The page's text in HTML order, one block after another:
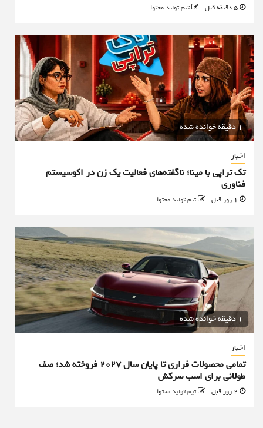
تیم تولید محتوا
1 دقیقه خوانده شده
اخبار
تک تراپی با مینا؛ ناگفته‌های فعالیت یک زن در اکوسیستم
فناوری
تیم تولید محتوا
1 دقیقه خوانده شده
اخبار
تمامی محصولات فراری تا پایان سال ۲۰۲۷ فروخته شد؛ صف
طولانی برای اسب سرکش
تیم تولید محتوا